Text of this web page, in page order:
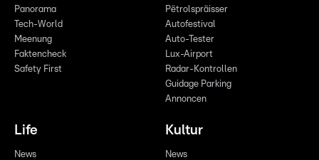
Panorama
Tech-World
Meenung
Faktencheck
Safety First
Pëtrolspräisser
Autofestival
Auto-Tester
Lux-Airport
Radar-Kontrollen
Guidage Parking
Annoncen
Life
News
Kultur
News